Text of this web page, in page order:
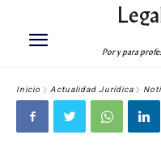
Por y para
Inicio Actualidad Jurídica